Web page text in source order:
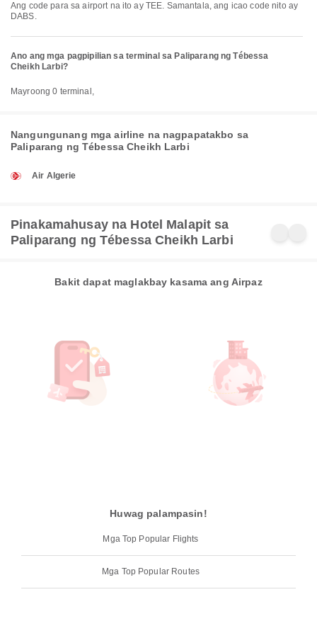
Ang code para sa airport na ito ay TEE. Samantala, ang icao code nito ay
DABS.
Ano ang mga pagpipilian sa terminal sa Paliparang ng Tébessa
Cheikh Larbi?
Mayroong 0 terminal,
Nangungunang mga airline na nagpapatakbo sa
Paliparang ng Tébessa Cheikh Larbi
Air Algerie
Pinakamahusay na Hotel Malapit sa
Paliparang ng Tébessa Cheikh Larbi
Bakit dapat maglakbay kasama ang Airpaz
Huwag palampasin!
Mga Top Popular Flights
Mga Top Popular Routes